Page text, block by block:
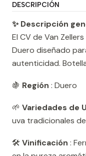
DESCRIPCIÓN
✨ Descripción
El CV de Van
Duero diseñado
autenticidad.
🍇 Región : Duero
🌱 Variedades de
uva tradicionales
🛠️ Vinificación :